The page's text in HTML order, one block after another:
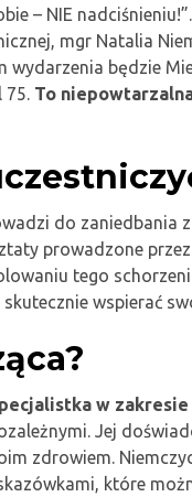
– NIE
mgr Natalia
wydarzenia będzie
To
do zaniedbania
prowadzone
tego
wspierać
w
Jej
zdrowiem.
które